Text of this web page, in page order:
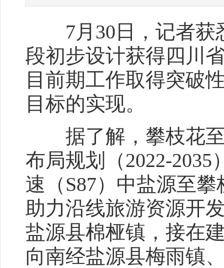
7月30日，记者获
段初步设计获得四川
目前期工作取得突破
目标的实现。
据了解，攀枝花至
布局规划（2022-
速（S87）中盐源至
助力沿线旅游资源开
盐源县棉桠镇，接在
向南经盐源县梅雨镇